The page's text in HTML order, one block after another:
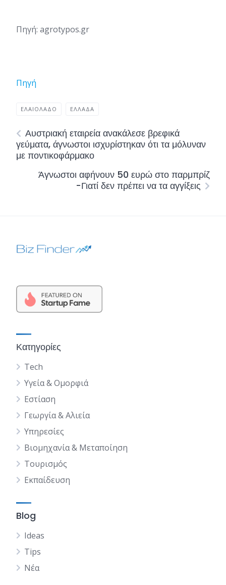
Πηγή: agrotypos.gr
Πηγή
ΕΛΑΙΟΛΑΔΟ ΕΛΛΆΔΑ
Αυστριακή εταιρεία ανακάλεσε βρεφικά
γεύματα, άγνωστοι ισχυρίστηκαν ότι τα μόλυναν
με ποντικοφάρμακο
Άγνωστοι αφήνουν 50 ευρώ στο παρμπρίζ
-Γιατί δεν πρέπει να τα αγγίξεις
Κατηγορίες
Tech
Υγεία & Ομορφιά
Εστίαση
Γεωργία & Αλιεία
Υπηρεσίες
Βιομηχανία & Μεταποίηση
Τουρισμός
Εκπαίδευση
Blog
Ideas
Tips
Νέα